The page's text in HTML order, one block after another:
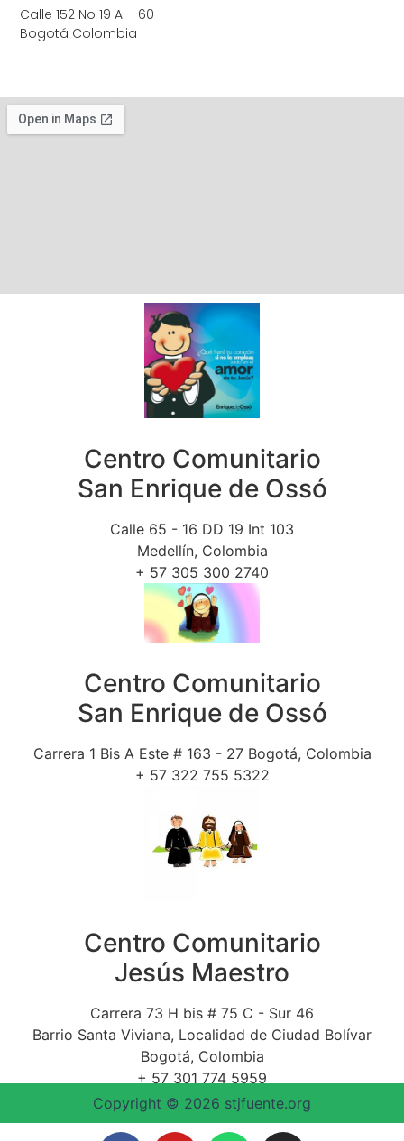
Calle 152 No 19 A – 60
Bogotá Colombia
Centro Comunitario
San Enrique de Ossó
Calle 65 - 16 DD 19 Int 103
Medellín, Colombia
+ 57 305 300 2740
Centro Comunitario
San Enrique de Ossó
Carrera 1 Bis A Este # 163 - 27 Bogotá, Colombia
+ 57 322 755 5322
Centro Comunitario
Jesús Maestro
Carrera 73 H bis # 75 C - Sur 46
Barrio Santa Viviana, Localidad de Ciudad Bolívar
Bogotá, Colombia
+ 57 301 774 5959
Copyright © 2026 stjfuente.org